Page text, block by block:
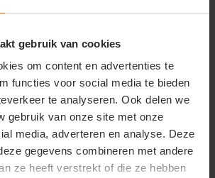
gebruik van cookies
om content en advertenties te
functies voor social media te bieden
te analyseren. Ook delen we
gebruik van onze site met onze
media, adverteren en analyse. Deze
gegevens combineren met andere
ze heeft verstrekt of die ze hebben
Lemon Soda
Unisex Polosweater
lange mouwen
Materiaal: Katoen / Polyester
Fit: Regular Fit
Eigenschap: Hoge kwaliteit
3686
PERSONALISEER